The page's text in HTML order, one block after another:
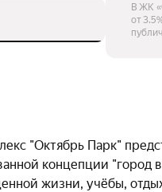
В ЖК
от
"Октябрь Парк"
концепции "город
жизни, учёбы,